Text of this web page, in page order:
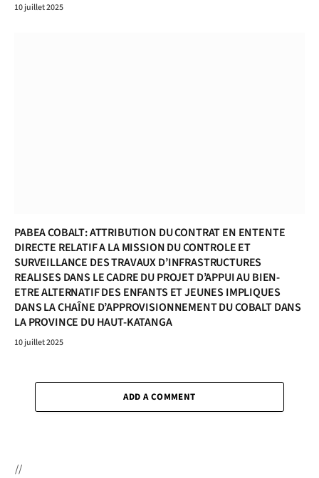
10 juillet 2025
PABEA COBALT: ATTRIBUTION DU CONTRAT EN ENTENTE
DIRECTE RELATIF A LA MISSION DU CONTROLE ET
SURVEILLANCE DES TRAVAUX D’INFRASTRUCTURES
REALISES DANS LE CADRE DU PROJET D’APPUI AU BIEN-
ETRE ALTERNATIF DES ENFANTS ET JEUNES IMPLIQUES
DANS LA CHAÎNE D’APPROVISIONNEMENT DU COBALT DANS
LA PROVINCE DU HAUT-KATANGA
10 juillet 2025
ADD A COMMENT
//